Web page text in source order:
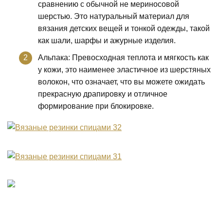
сравнению с обычной не мериносовой
шерстью. Это натуральный материал для
вязания детских вещей и тонкой одежды, такой
как шали, шарфы и ажурные изделия.
Альпака: Превосходная теплота и мягкость как
у кожи, это наименее эластичное из шерстяных
волокон, что означает, что вы можете ожидать
прекрасную драпировку и отличное
формирование при блокировке.